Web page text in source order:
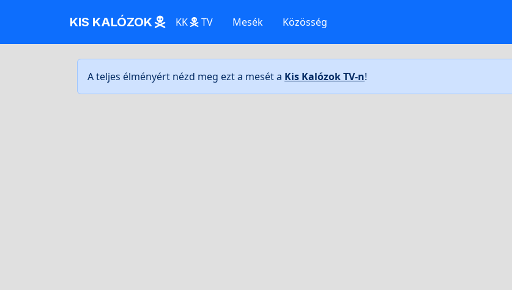
KIS KALÓZOK KK TV Mesék Közösség
A teljes élményért nézd meg ezt a mesét a Kis Kalózok TV-n!